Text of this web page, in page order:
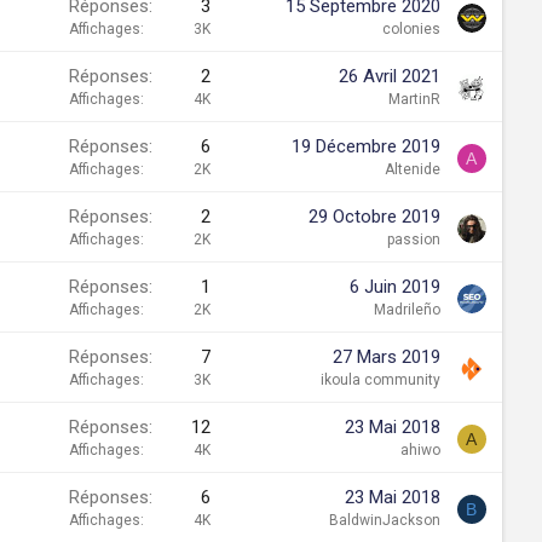
Réponses 3
Affichages 3K
15 Septembre 2020
colonies
Réponses 2
Affichages 4K
26 Avril 2021
MartinR
Réponses 6
Affichages 2K
19 Décembre 2019
Altenide
A
Réponses 2
Affichages 2K
29 Octobre 2019
passion
Réponses 1
Affichages 2K
6 Juin 2019
Madrileño
Réponses 7
Affichages 3K
27 Mars 2019
ikoula community
Réponses 12
Affichages 4K
23 Mai 2018
ahiwo
A
Réponses 6
Affichages 4K
23 Mai 2018
BaldwinJackson
B